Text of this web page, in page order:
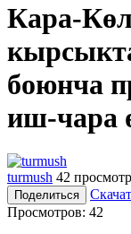
Кара-
боюнча
иш-чара
turmush 42
Поделиться
Просмотров: 42